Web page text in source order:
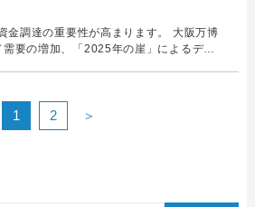
金調達の重要性が高まります。 大阪万博
要の増加、「2025年の崖」によるデジ
的な対策について詳しく解説します。
1 2 ＞